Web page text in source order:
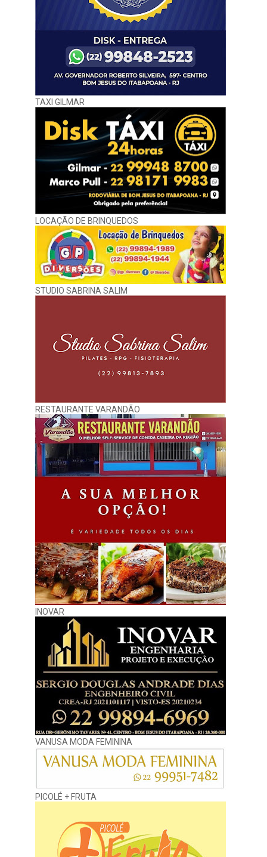
TAXI GILMAR
LOCAÇÃO DE BRINQUEDOS
STUDIO SABRINA SALIM
RESTAURANTE VARANDÃO
INOVAR
VANUSA MODA FEMININA
PICOLÉ + FRUTA